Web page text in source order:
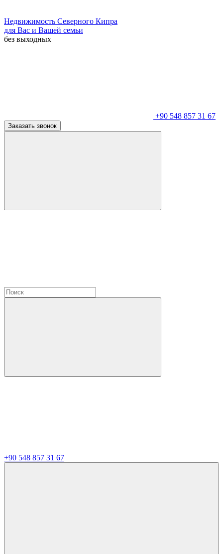
Недвижимость Северного Кипра
для Вас и Вашей семьи
без выходных
+90 548 857 31 67
Заказать звонок
+90 548 857 31 67